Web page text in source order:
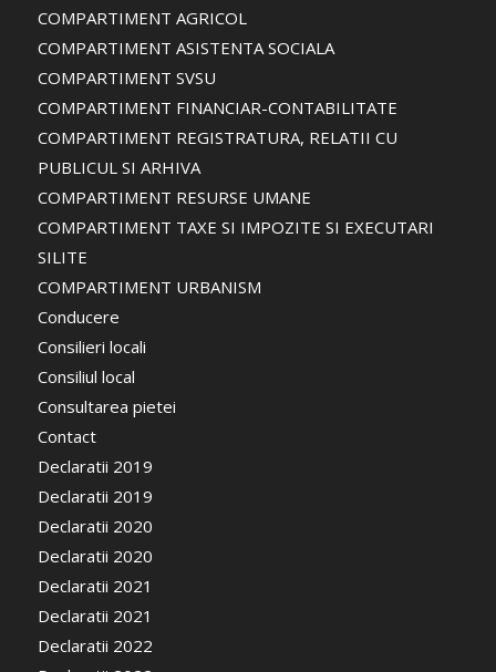
COMPARTIMENT AGRICOL
COMPARTIMENT ASISTENTA SOCIALA
COMPARTIMENT SVSU
COMPARTIMENT FINANCIAR-CONTABILITATE
COMPARTIMENT REGISTRATURA, RELATII CU
PUBLICUL SI ARHIVA
COMPARTIMENT RESURSE UMANE
COMPARTIMENT TAXE SI IMPOZITE SI EXECUTARI
SILITE
COMPARTIMENT URBANISM
Conducere
Consilieri locali
Consiliul local
Consultarea pietei
Contact
Declaratii 2019
Declaratii 2019
Declaratii 2020
Declaratii 2020
Declaratii 2021
Declaratii 2021
Declaratii 2022